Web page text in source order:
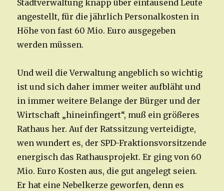
Stadtverwaltung knapp über eintausend Leute
angestellt, für die jährlich Personalkosten in
Höhe von fast 60 Mio. Euro ausgegeben
werden müssen.
Und weil die Verwaltung angeblich so wichtig
ist und sich daher immer weiter aufbläht und
in immer weitere Belange der Bürger und der
Wirtschaft „hineinfingert“, muß ein größeres
Rathaus her. Auf der Ratssitzung verteidigte,
wen wundert es, der SPD-Fraktionsvorsitzende
energisch das Rathausprojekt. Er ging von 60
Mio. Euro Kosten aus, die gut angelegt seien.
Er hat eine Nebelkerze geworfen, denn es